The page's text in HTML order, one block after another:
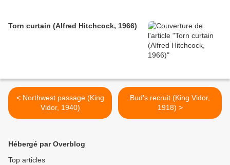
Torn curtain (Alfred Hitchcock, 1966)
< Northwest passage (King
Vidor, 1940)
Bud's recruit (King Vidor,
1918) >
Hébergé par Overblog
Top articles